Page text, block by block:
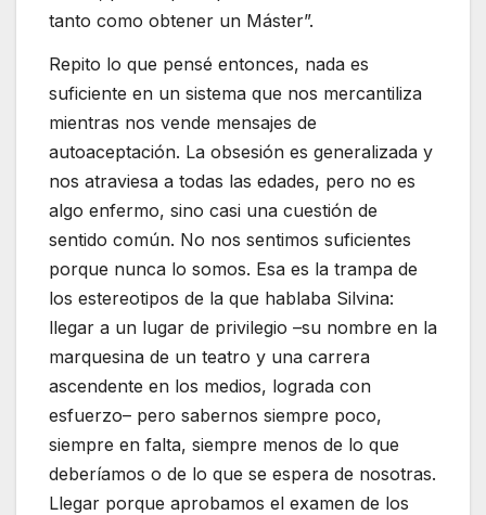
tanto como obtener un Máster”.
Repito lo que pensé entonces, nada es
suficiente en un sistema que nos mercantiliza
mientras nos vende mensajes de
autoaceptación. La obsesión es generalizada y
nos atraviesa a todas las edades, pero no es
algo enfermo, sino casi una cuestión de
sentido común. No nos sentimos suficientes
porque nunca lo somos. Esa es la trampa de
los estereotipos de la que hablaba Silvina:
llegar a un lugar de privilegio –su nombre en la
marquesina de un teatro y una carrera
ascendente en los medios, lograda con
esfuerzo– pero sabernos siempre poco,
siempre en falta, siempre menos de lo que
deberíamos o de lo que se espera de nosotras.
Llegar porque aprobamos el examen de los